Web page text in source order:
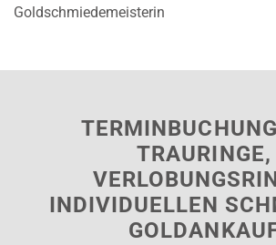
Goldschmiedemeisterin
TRAURINGE,
INDIVIDUELLEN